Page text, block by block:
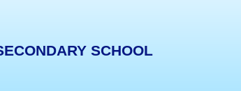
SCHOOL